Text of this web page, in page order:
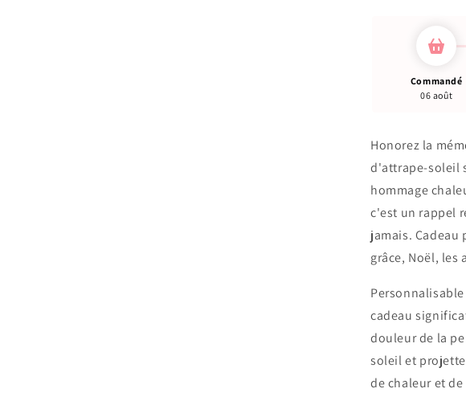
Commandé
06 août
Honorez la
d'attrape-soleil
hommage
c'est un rappel
jamais.
grâce, Noël, les
cadeau
douleur de la
soleil et
de chaleur et